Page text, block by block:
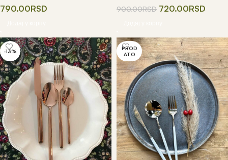
790.00RSD
900.00RSD 720.00RSD
-13%
PROD
ATO